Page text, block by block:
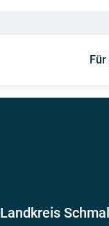
Für
Landkreis